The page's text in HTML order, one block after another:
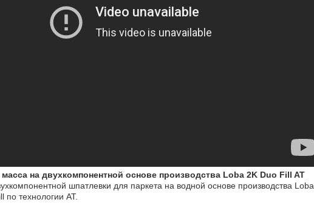
на двухкомпонентной основе производства Loba 2K Duo Fill AT
шпатлевки для паркета на водной основе производства Loba
по технологии AT.